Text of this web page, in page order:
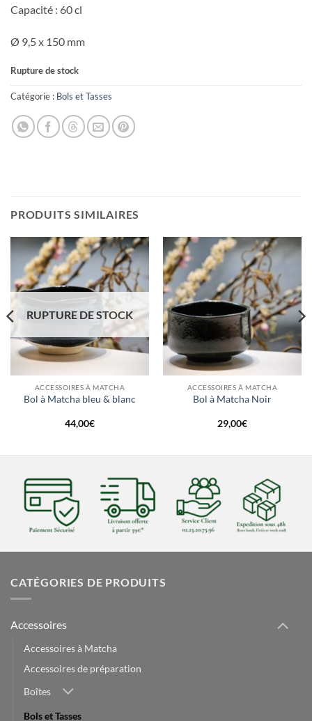
Capacité : 60 cl
Ø 9,5 x 150 mm
Rupture de stock
Catégorie : Bols et Tasses
PRODUITS SIMILAIRES
RUPTURE DE STOCK
ACCESSOIRES À MATCHA
Bol à Matcha bleu & blanc
44,00€
ACCESSOIRES À MATCHA
Bol à Matcha Noir
29,00€
CATÉGORIES DE PRODUITS
Accessoires
Accessoires à Matcha
Accessoires de préparation
Boîtes
Bols et Tasses